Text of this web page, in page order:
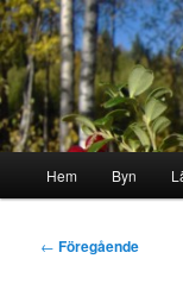
Hoppa
till
primärt
innehåll
Byn i skogen
Hem Byn
Inläggsnavigering
← Föregående